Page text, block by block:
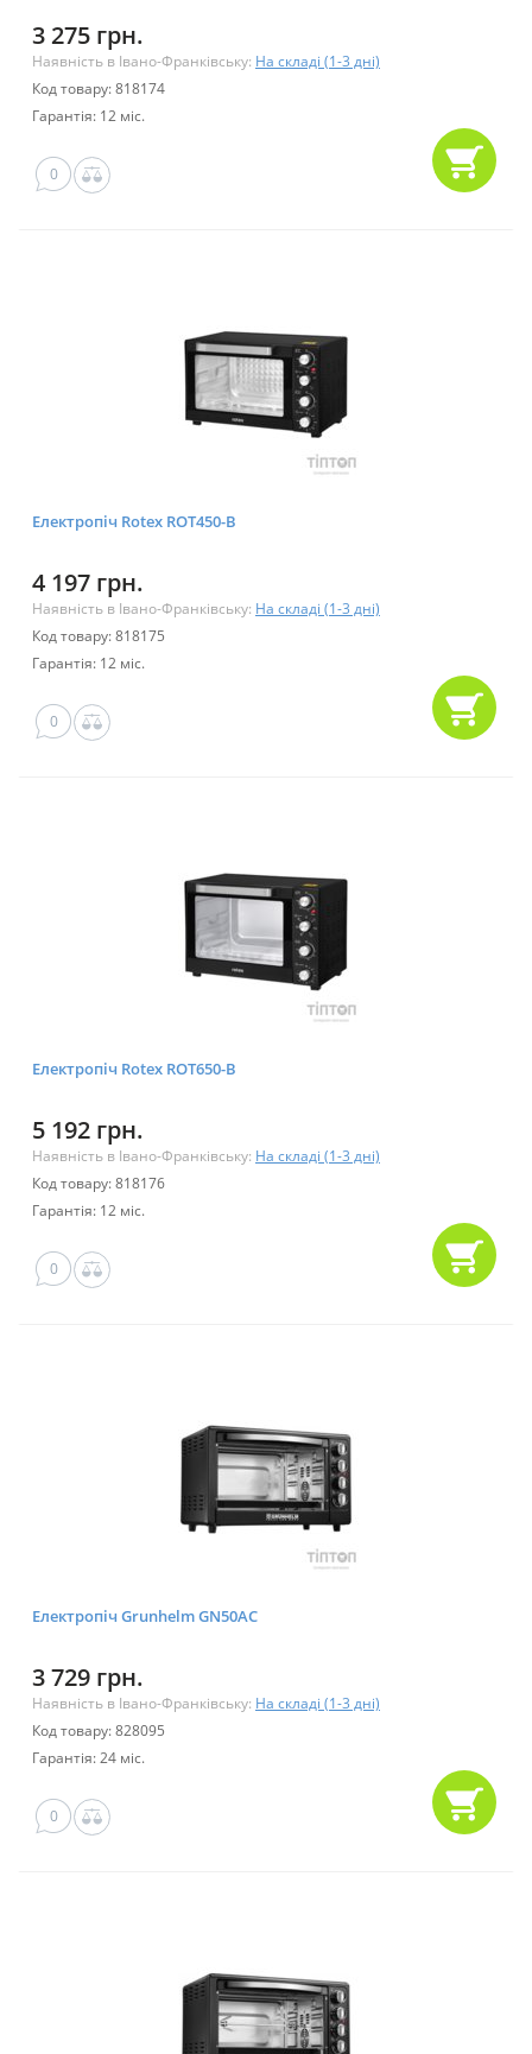
3 275 грн.
Наявність в Івано-Франківську: На складі (1-3 дні)
Код товару: 818174
Гарантія: 12 міс.
0
Електропіч Rotex ROT450-B
4 197 грн.
Наявність в Івано-Франківську: На складі (1-3 дні)
Код товару: 818175
Гарантія: 12 міс.
0
Електропіч Rotex ROT650-B
5 192 грн.
Наявність в Івано-Франківську: На складі (1-3 дні)
Код товару: 818176
Гарантія: 12 міс.
0
Електропіч Grunhelm GN50AC
3 729 грн.
Наявність в Івано-Франківську: На складі (1-3 дні)
Код товару: 828095
Гарантія: 24 міс.
0